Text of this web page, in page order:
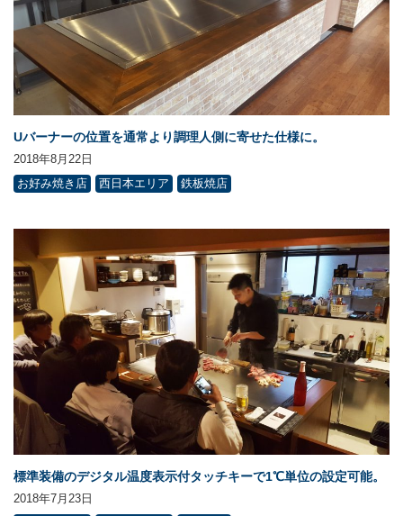
Uバーナーの位置を通常より調理人側に寄せた仕様に。
2018年8月22日
お好み焼き店
西日本エリア 鉄板焼店
標準装備のデジタル温度表示付タッチキーで1℃単位の設定可能。
2018年7月23日